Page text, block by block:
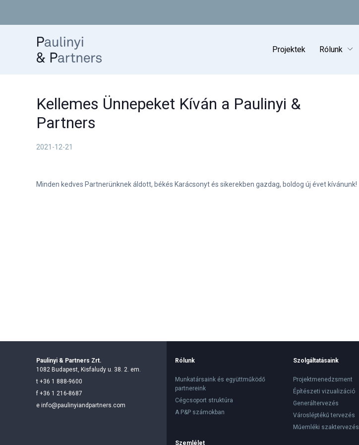
Projektek Rólunk
Kellemes Ünnepeket Kíván a Paulinyi &
Partners
2021-12-21
Minden kedves Partnerünknek áldott, békés Karácsonyt és sikerekben gazdag, boldog új évet kívánunk!
Paulinyi & Partners Zrt.
1082 Budapest, Kisfaludy u. 38. 2. em.
t +36 1 888-9600
f +36 1 216-8687
e info@paulinyiandpartners.com
Rólunk
Munkatársaink és együttműködő
partnereink
Cégcsoport struktúra
A P&P számokban
Szemlélet
Szolgáltatásaink
Projektmenedzsment
Építészeti vizualizáció
Generáltervezés
Városléptékű tervezés
Műemléki szaktervezés